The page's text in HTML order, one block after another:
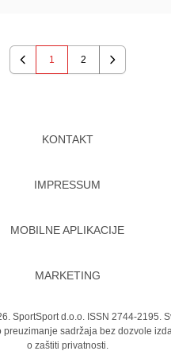
Previous
1 2
Next
KONTAKT
IMPRESSUM
MOBILNE APLIKACIJE
MARKETING
SportSport d.o.o. ISSN 2744-2195.
preuzimanje sadržaja bez dozvole
o zaštiti privatnosti.